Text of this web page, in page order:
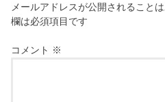
メールアドレスが公開されることは
欄は必須項目です
コメント ※